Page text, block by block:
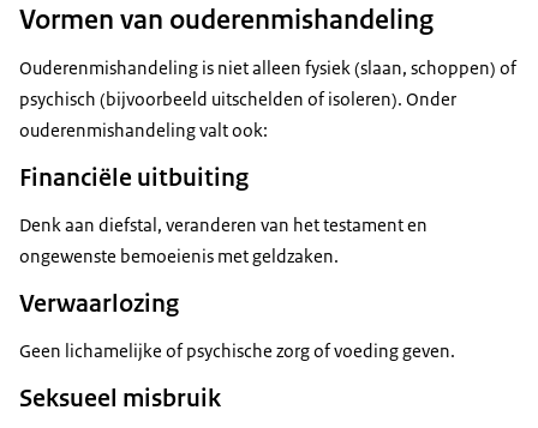
Vormen van ouderenmishandeling
Ouderenmishandeling is niet alleen fysiek (slaan, schoppen) of
psychisch (bijvoorbeeld uitschelden of isoleren). Onder
ouderenmishandeling valt ook:
Financiële uitbuiting
Denk aan diefstal, veranderen van het testament en
ongewenste bemoeienis met geldzaken.
Verwaarlozing
Geen lichamelijke of psychische zorg of voeding geven.
Seksueel misbruik